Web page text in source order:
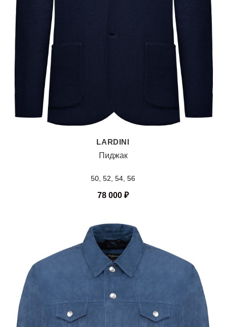
LARDINI
Пиджак
50, 52, 54, 56
78 000 ₽